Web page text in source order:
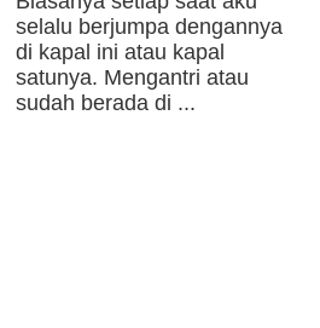
selalu berjumpa dengannya
di kapal ini atau kapal
satunya. Mengantri atau
sudah berada di ...